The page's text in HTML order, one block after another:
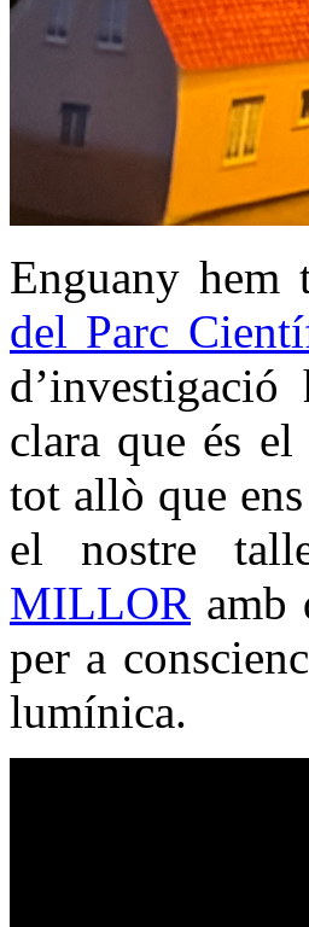
Enguany hem
del Parc
clara que és
tot allò que
el nostre
MILLOR amb
per a
lumínica.